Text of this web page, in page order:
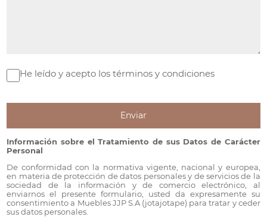
He leído y acepto los términos y condiciones
Información sobre el Tratamiento de sus Datos de Carácter
Personal
De conformidad con la normativa vigente, nacional y europea,
en materia de protección de datos personales y de servicios de la
sociedad de la información y de comercio electrónico, al
enviarnos el presente formulario, usted da expresamente su
consentimiento a Muebles JJP S.A (jotajotape) para tratar y ceder
sus datos personales.